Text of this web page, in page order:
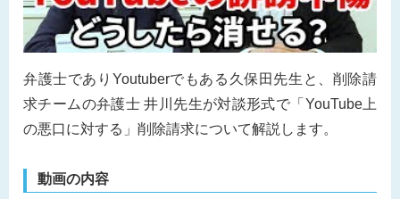
弁護士でありYoutuberでもある久保田先生と、削除請
求チームの弁護士 井川先生が対談形式で「YouTube上
の悪口に対する」削除請求について解説します。
動画の内容